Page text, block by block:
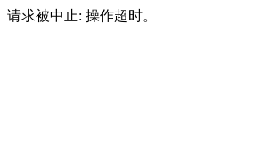
请求被中止: 操作超时。